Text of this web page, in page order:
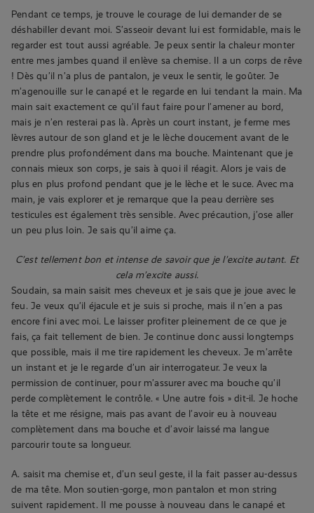
Pendant ce temps, je trouve le courage de lui demander de se
déshabiller devant moi. S’asseoir devant lui est formidable, mais le
regarder est tout aussi agréable. Je peux sentir la chaleur monter
entre mes jambes quand il enlève sa chemise. Il a un corps de rêve
! Dès qu’il n’a plus de pantalon, je veux le sentir, le goûter. Je
m’agenouille sur le canapé et le regarde en lui tendant la main. Ma
main sait exactement ce qu’il faut faire pour l’amener au bord,
mais je n’en resterai pas là. Après un court instant, je ferme mes
lèvres autour de son gland et je le lèche doucement avant de le
prendre plus profondément dans ma bouche. Maintenant que je
connais mieux son corps, je sais à quoi il réagit. Alors je vais de
plus en plus profond pendant que je le lèche et le suce. Avec ma
main, je vais explorer et je remarque que la peau derrière ses
testicules est également très sensible. Avec précaution, j’ose aller
un peu plus loin. Je sais qu’il aime ça.
C’est tellement bon et intense de savoir que je l’excite autant. Et
cela m’excite aussi.
Soudain, sa main saisit mes cheveux et je sais que je joue avec le
feu. Je veux qu’il éjacule et je suis si proche, mais il n’en a pas
encore fini avec moi. Le laisser profiter pleinement de ce que je
fais, ça fait tellement de bien. Je continue donc aussi longtemps
que possible, mais il me tire rapidement les cheveux. Je m’arrête
un instant et je le regarde d’un air interrogateur. Je veux la
permission de continuer, pour m’assurer avec ma bouche qu’il
perde complètement le contrôle. « Une autre fois » dit-il. Je hoche
la tête et me résigne, mais pas avant de l’avoir eu à nouveau
complètement dans ma bouche et d’avoir laissé ma langue
parcourir toute sa longueur.
A. saisit ma chemise et, d’un seul geste, il la fait passer au-dessus
de ma tête. Mon soutien-gorge, mon pantalon et mon string
suivent rapidement. Il me pousse à nouveau dans le canapé et